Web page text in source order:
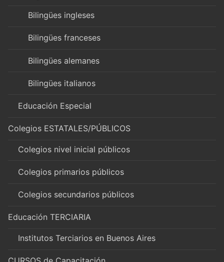
Bilingües ingleses
Bilingües franceses
Bilingües alemanes
Bilingües italianos
Educación Especial
Colegios ESTATALES/PÚBLICOS
Colegios nivel inicial públicos
Colegios primarios públicos
Colegios secundarios públicos
Educación TERCIARIA
Institutos Terciarios en Buenos Aires